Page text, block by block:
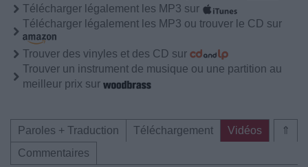
Télécharger légalement les MP3 sur
Télécharger légalement les MP3 ou trouver le CD sur
Trouver des vinyles et des CD sur
Trouver un instrument de musique ou une partition au
meilleur prix sur
⇑
Paroles + Traduction Téléchargement
Vidéos
Commentaires